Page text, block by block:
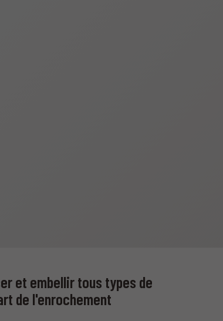
et embellir tous types de
de l'enrochement